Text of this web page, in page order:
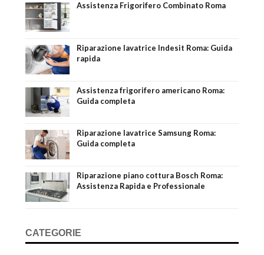
Assistenza Frigorifero Combinato Roma
Riparazione lavatrice Indesit Roma: Guida
rapida
Assistenza frigorifero americano Roma:
Guida completa
Riparazione lavatrice Samsung Roma:
Guida completa
Riparazione piano cottura Bosch Roma:
Assistenza Rapida e Professionale
CATEGORIE